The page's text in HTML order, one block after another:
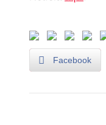
Facebook